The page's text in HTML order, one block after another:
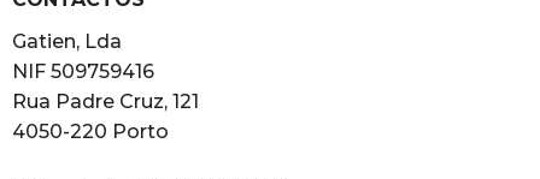
Gatien, Lda
NIF 509759416
Rua Padre Cruz, 121
4050-220 Porto